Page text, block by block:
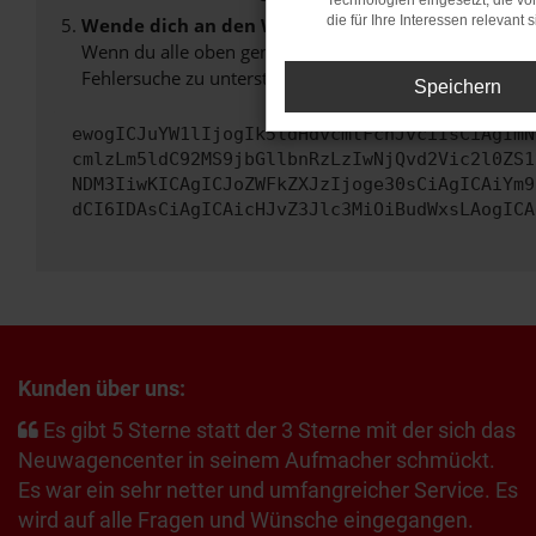
Wende dich an den Webseitenbetreiber.
Wenn du alle oben genannten Schritte versucht hast,
Fehlersuche zu unterstützen:
Kunden über uns:
Es gibt 5 Sterne statt der 3 Sterne mit der sich das
Neuwagencenter in seinem Aufmacher schmückt.
Es war ein sehr netter und umfangreicher Service. Es
wird auf alle Fragen und Wünsche eingegangen.
die für Ihre Interessen relevant
Speichern